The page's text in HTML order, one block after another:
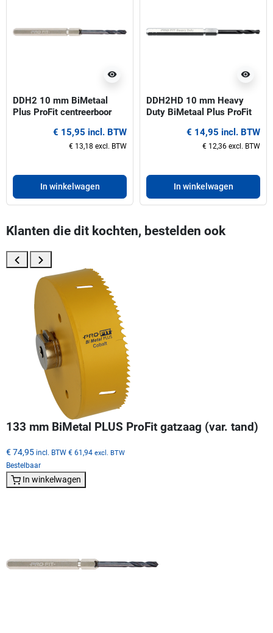
visibility
DDH2 10 mm BiMetaal
Plus ProFit centreerboor
€ 15,95 incl. BTW
€ 13,18 excl. BTW
In winkelwagen
visibility
DDH2HD 10 mm Heavy
Duty BiMetaal Plus ProFit
32-210 mm€ 14,95 incl. BTW
€ 12,36 excl. BTW
In winkelwagen
Klanten die dit kochten, bestelden ook
133 mm BiMetal PLUS ProFit gatzaag (var. tand)
€ 74,95 incl. BTW € 61,94 excl. BTW
Bestelbaar
In winkelwagen